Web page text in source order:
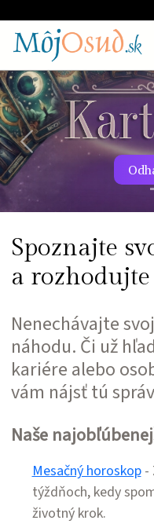
Predchádzajúca
Spoznajte
a
Nenechávajte
náhodu. Či už
kariére alebo
vám nájsť tú
Naše
Mesačný horoskop-
týždňoch, kedy
životný krok.